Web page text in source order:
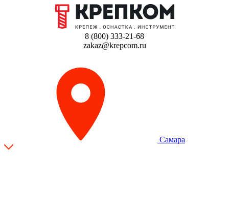
8 (800) 333-21-68
zakaz@krepcom.ru
Самара